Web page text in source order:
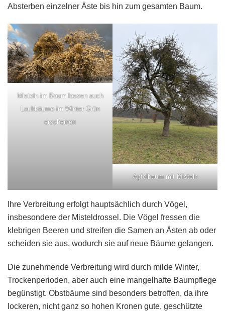
Absterben einzelner Äste bis hin zum gesamten Baum.
Misteln im Baum lassen auch
Laubbäume im Winter Grün
erscheinen
Apfelbaum mit Misteln
Ihre Verbreitung erfolgt hauptsächlich durch Vögel,
insbesondere der Misteldrossel. Die Vögel fressen die
klebrigen Beeren und streifen die Samen an Ästen ab oder
scheiden sie aus, wodurch sie auf neue Bäume gelangen.
Die zunehmende Verbreitung wird durch milde Winter,
Trockenperioden, aber auch eine mangelhafte Baumpflege
begünstigt. Obstbäume sind besonders betroffen, da ihre
lockeren, nicht ganz so hohen Kronen gute, geschützte